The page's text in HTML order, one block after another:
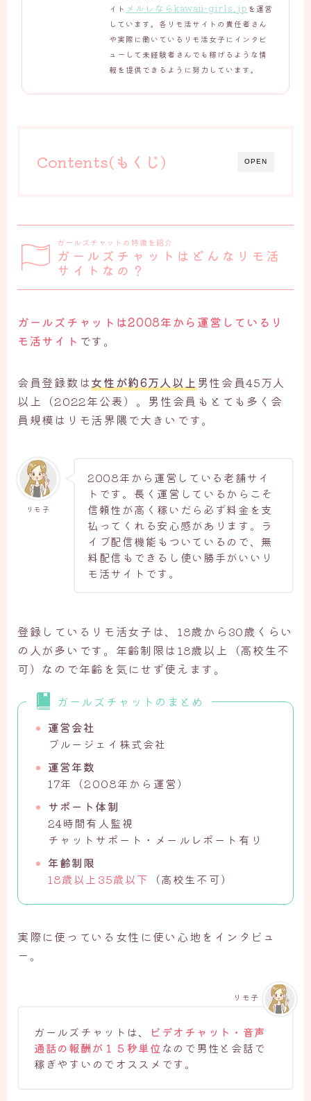
イト メルレならkawaii-girls.jp を運営
しています。各リモ活サイトの責任者さん
や実際に働いているリモ活女子にインタビ
ューして未経験者さんでも稼げるような情
報を提供できるように努力しています。
OPEN
Contents(もくじ)
ガールズチャットの特徴を紹介
ガールズチャットはどんなリモ活
サイトなの？
ガールズチャットは2008年から運営しているリ
モ活サイト です。
会員登録数は女性が約6万人以上 男性会員45万人
以上（2022年公表）。男性会員もとても多く会
員規模はリモ活界隈で大きいです。
リモ子
2008年から運営している老舗サイ
トです。長く運営しているからこそ
信頼性が高く稼いだら必ず料金を支
払ってくれる安心感があります。ラ
イブ配信機能もついているので、無
料配信もできるし使い勝手がいいリ
モ活サイトです。
登録しているリモ活女子は、18歳から30歳くらい
の人が多いです。年齢制限は18歳以上（高校生不
可）なので年齢を気にせず使えます。
ガールズチャットのまとめ
運営会社
ブルージェイ株式会社
運営年数
17年（2008年から運営）
サポート体制
24時間有人監視
チャットサポート・メールレポート有り
年齢制限
18歳以上35歳以下
（高校生不可）
実際に使っている女性に使い心地をインタビュ
ー。
ガールズチャットは、
ビデオチャット・音声
通話の報酬が１５秒単位なので男性と会話で
稼ぎやすいのでオススメです。
リモ子